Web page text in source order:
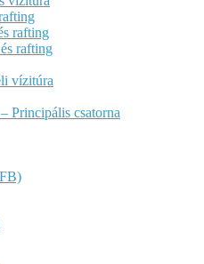
rafting
rafting
vízitúra
Principális csatorna